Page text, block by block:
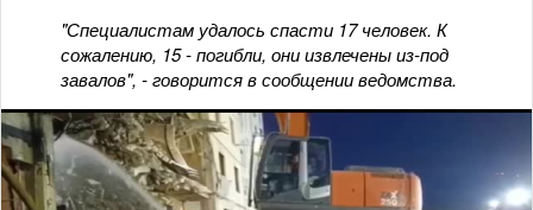
"Специалистам удалось спасти 17 человек. К
сожалению, 15 - погибли, они извлечены из-под
завалов", - говорится в сообщении ведомства.